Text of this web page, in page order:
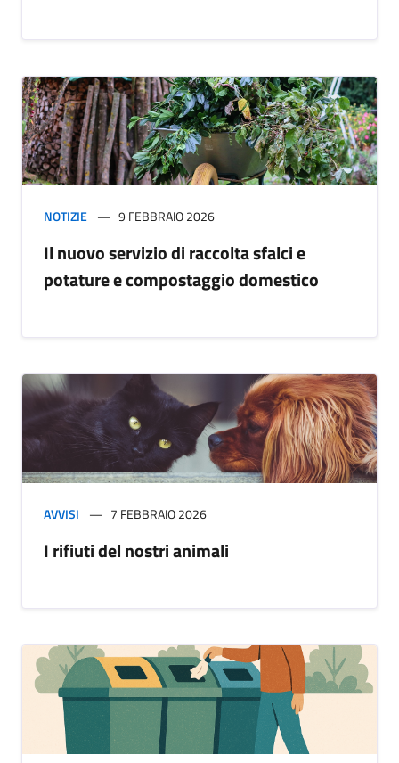
NOTIZIE 9 FEBBRAIO 2026
Il nuovo servizio di raccolta sfalci e
potature e compostaggio domestico
AVVISI 7 FEBBRAIO 2026
I rifiuti del nostri animali